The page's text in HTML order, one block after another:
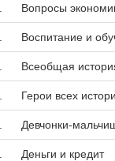
Вопросы
Воспитание и
Всеобщая
Герои всех
Девчонки-
Деньги и кредит